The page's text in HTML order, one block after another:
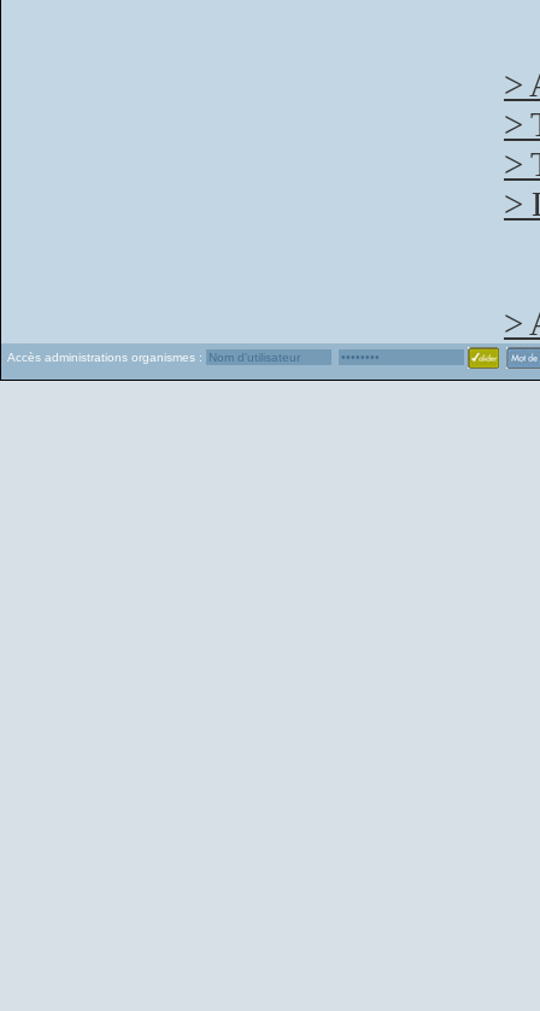
>
>
>
>
>
Accès administrations organismes :